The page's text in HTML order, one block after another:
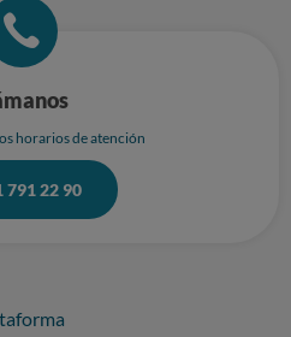
horarios de atención
791 22 90